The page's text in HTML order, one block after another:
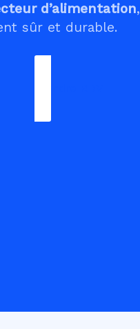
d’alimentation
sûr et durable.